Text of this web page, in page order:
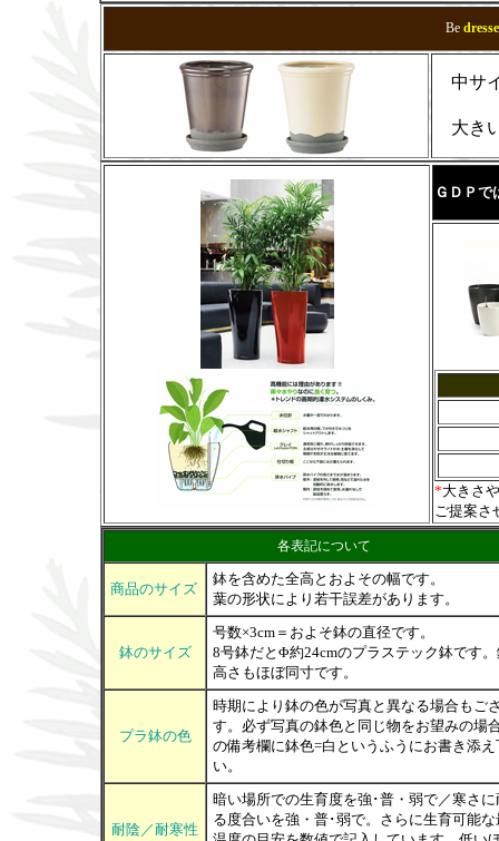
Be
中サ
大き
ＧＤＰで
*大きさ
ご提案さ
各表記について
商品のサイズ
鉢を含めた全高とおよその幅です。
葉の形状により若干誤差があります。
鉢のサイズ
号数×3cm＝およそ鉢の直径です。
8号鉢だとΦ約24cmのプラステック鉢です
高さもほぼ同寸です。
プラ鉢の色
時期により鉢の色が写真と異なる場合もご
す。必ず写真の鉢色と同じ物をお望みの場
の備考欄に鉢色=白というふうにお書き添え
い。
耐陰／耐寒性
暗い場所での生育度を強･普・弱で／寒さに
る度合いを強・普･弱で。さらに生育可能な